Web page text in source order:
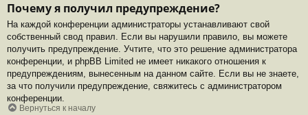
Почему я получил предупреждение?
На каждой конференции администраторы устанавливают свой
собственный свод правил. Если вы нарушили правило, вы можете
получить предупреждение. Учтите, что это решение администратора
конференции, и phpBB Limited не имеет никакого отношения к
предупреждениям, вынесенным на данном сайте. Если вы не знаете,
за что получили предупреждение, свяжитесь с администратором
конференции.
Вернуться к началу